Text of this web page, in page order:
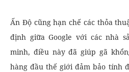
Ấn Độ cũng hạn chế các thỏa
định giữa Google với các nhà
minh, điều này đã giúp gã
hàng đầu thế giới đảm bảo tính